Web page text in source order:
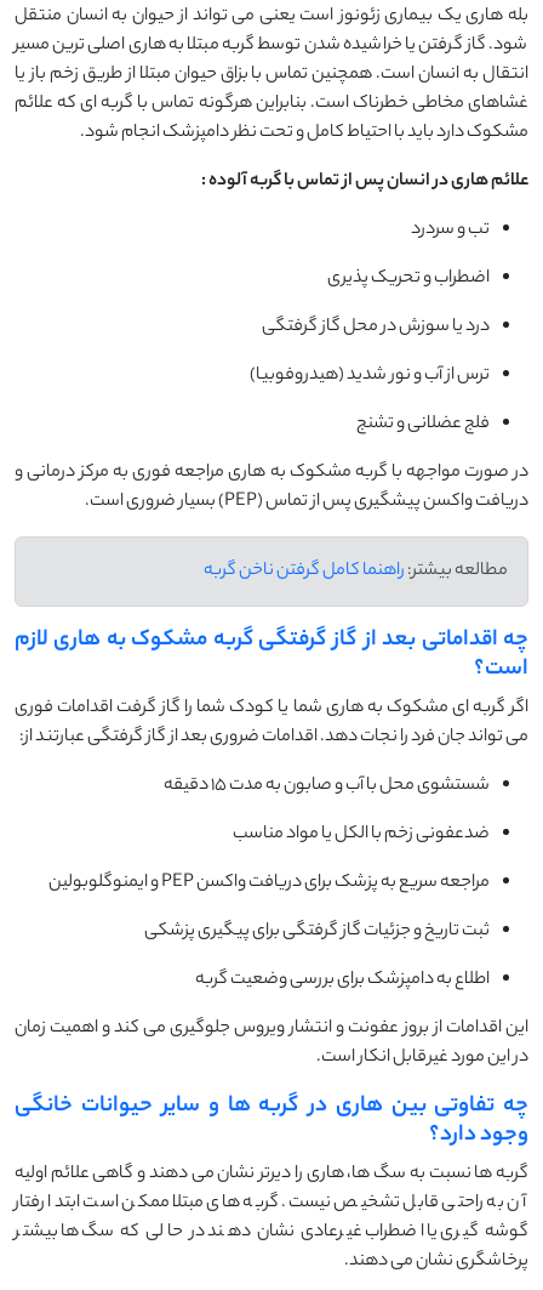
بله هاری یک بیماری زئونوز است یعنی می تواند از حیوان به انسان منتقل
شود. گاز گرفتن یا خراشیده شدن توسط گربه مبتلا به هاری اصلی ترین مسیر
انتقال به انسان است. همچنین تماس با بزاق حیوان مبتلا از طریق زخم باز یا
غشاهای مخاطی خطرناک است. بنابراین هرگونه تماس با گربه ای که علائم
مشکوک دارد باید با احتیاط کامل و تحت نظر دامپزشک انجام شود.
علائم هاری در انسان پس از تماس با گربه آلوده:
تب و سردرد
اضطراب و تحریک پذیری
درد یا سوزش در محل گاز گرفتگی
ترس از آب و نور شدید (هیدروفوبیا)
فلج عضلانی و تشنج
در صورت مواجهه با گربه مشکوک به هاری مراجعه فوری به مرکز درمانی و
دریافت واکسن پیشگیری پس از تماس (PEP) بسیار ضروری است.
مطالعه بیشتر:راهنما کامل گرفتن ناخن گربه
چه اقداماتی بعد از گاز گرفتگی گربه مشکوک به هاری لازم
است؟
اگر گربه ای مشکوک به هاری شما یا کودک شما را گاز گرفت اقدامات فوری
می تواند جان فرد را نجات دهد. اقدامات ضروری بعد از گاز گرفتگی عبارتند از:
شستشوی محل با آب و صابون به مدت ۱۵ دقیقه
ضدعفونی زخم با الکل یا مواد مناسب
مراجعه سریع به پزشک برای دریافت واکسن PEP و ایمنوگلوبولین
ثبت تاریخ و جزئیات گاز گرفتگی برای پیگیری پزشکی
اطلاع به دامپزشک برای بررسی وضعیت گربه
این اقدامات از بروز عفونت و انتشار ویروس جلوگیری می کند و اهمیت زمان
در این مورد غیرقابل انکار است.
چه تفاوتی بین هاری در گربه ها و سایر حیوانات خانگی
وجود دارد؟
گربه ها نسبت به سگ ها، هاری را دیرتر نشان می دهند و گاهی علائم اولیه
آن به راحتی قابل تشخیص نیست. گربه های مبتلا ممکن است ابتدا رفتار
گوشه گیری یا اضطراب غیرعادی نشان دهند در حالی که سگ ها بیشتر
پرخاشگری نشان می دهند.